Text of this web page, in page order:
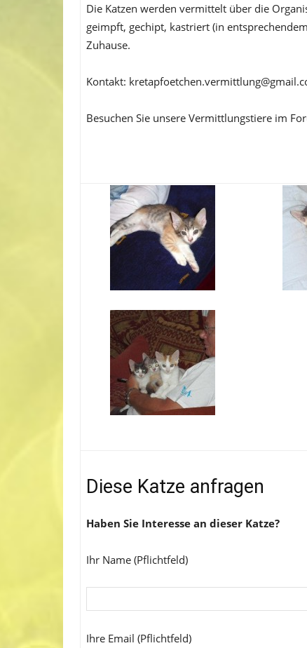
Die Katzen werden vermittelt über die
geimpft, gechipt, kastriert (in
Zuhause.
Kontakt:
Besuchen Sie unsere Vermittlungstiere im
Diese Katze anfragen
Haben Sie Interesse an dieser Katze?
Ihr Name (Pflichtfeld)
Ihre Email (Pflichtfeld)